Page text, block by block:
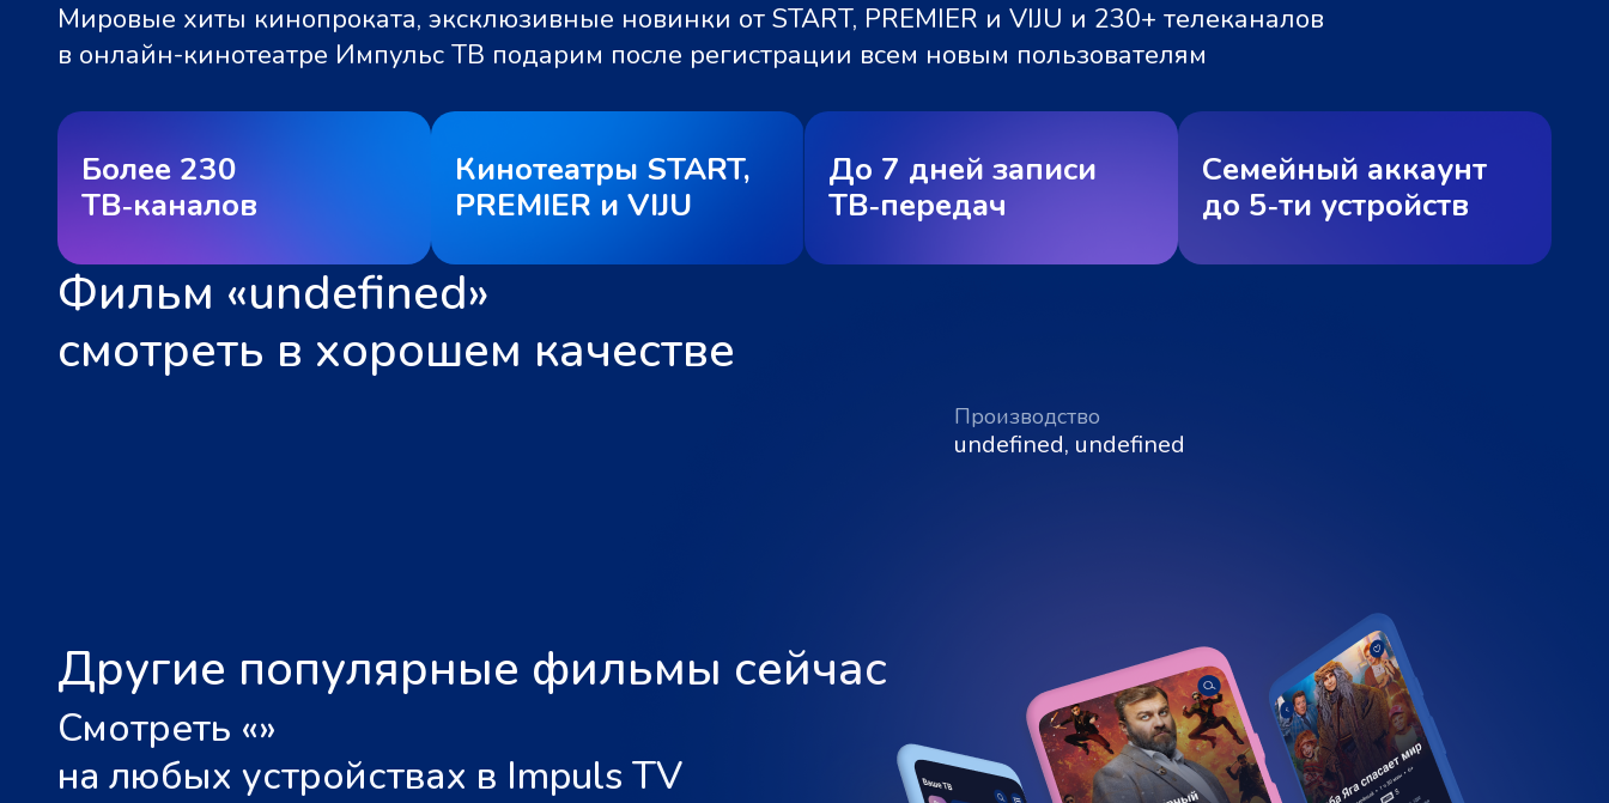
Мировые хиты кинопроката, эксклюзивные новинки от START, PREMIER и VIJU и 230+ телеканалов
в онлайн-кинотеатре Импульс ТВ подарим после регистрации всем новым пользователям
Более 230
ТВ‑каналов
Кинотеатры START,
PREMIER и VIJU
До 7 дней записи
ТВ‑передач
Семейный аккаунт
до 5‑ти устройств
Фильм «undefined»
смотреть в хорошем качестве
Производство
undefined, undefined
Другие популярные фильмы сейчас
Смотреть «»
на любых устройствах в Impuls TV